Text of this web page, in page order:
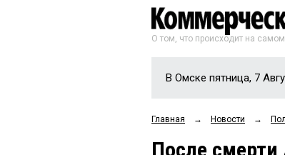
О том, что происходит на
В Омске пятница, 7
Главная → Новости →
После